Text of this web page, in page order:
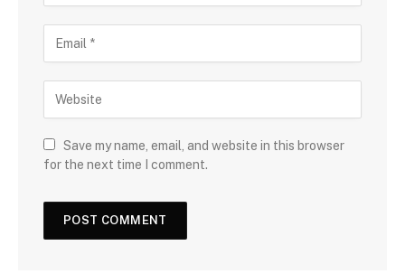
Save my name, email, and website in this browser
for the next time I comment.